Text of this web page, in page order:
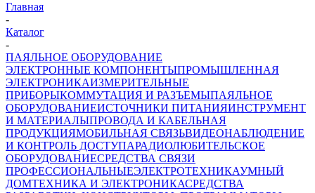
Главная
-
Каталог
-
ПАЯЛЬНОЕ ОБОРУДОВАНИЕ
ЭЛЕКТРОННЫЕ КОМПОНЕНТЫПРОМЫШЛЕННАЯ
ЭЛЕКТРОНИКАИЗМЕРИТЕЛЬНЫЕ
ПРИБОРЫКОММУТАЦИЯ И РАЗЪЕМЫПАЯЛЬНОЕ
ОБОРУДОВАНИЕИСТОЧНИКИ ПИТАНИЯИНСТРУМЕНТ
И МАТЕРИАЛЫПРОВОДА И КАБЕЛЬНАЯ
ПРОДУКЦИЯМОБИЛЬНАЯ СВЯЗЬВИДЕОНАБЛЮДЕНИЕ
И КОНТРОЛЬ ДОСТУПАРАДИОЛЮБИТЕЛЬСКОЕ
ОБОРУДОВАНИЕСРЕДСТВА СВЯЗИ
ПРОФЕССИОНАЛЬНЫЕЭЛЕКТРОТЕХНИКАУМНЫЙ
ДОМТЕХНИКА И ЭЛЕКТРОНИКАСРЕДСТВА